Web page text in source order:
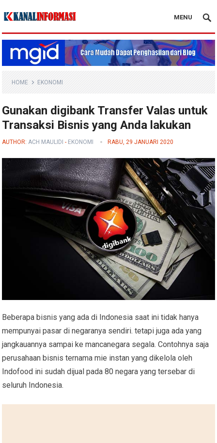
Blog Kanal Info
MENU
HOME EKONOMI
Gunakan digibank Transfer Valas untuk
Transaksi Bisnis yang Anda lakukan
AUTHOR:ACH MAULIDI - EKONOMI RABU, 29 JANUARI 2020
Beberapa bisnis yang ada di Indonesia saat ini tidak hanya
mempunyai pasar di negaranya sendiri. tetapi juga ada yang
jangkauannya sampai ke mancanegara segala. Contohnya saja
perusahaan bisnis ternama mie instan yang dikelola oleh
Indofood ini sudah dijual pada 80 negara yang tersebar di
seluruh Indonesia.